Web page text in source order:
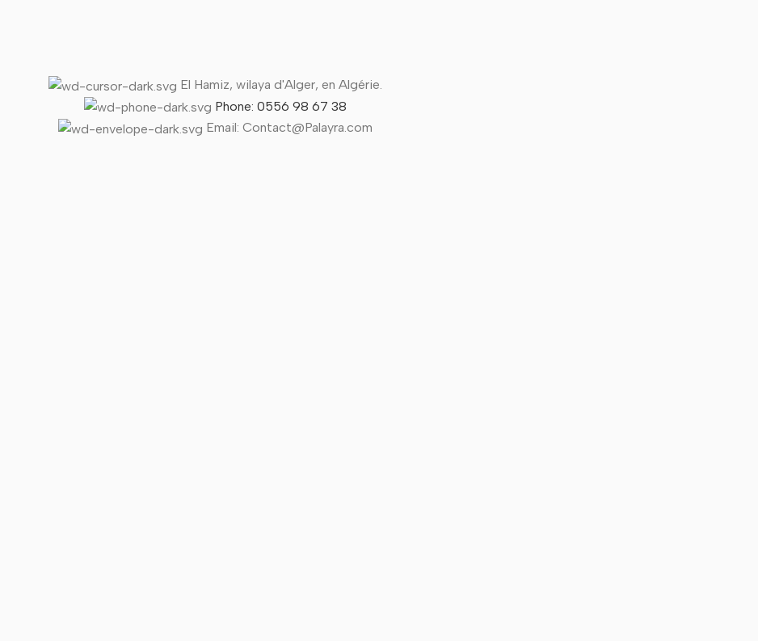
El Hamiz, wilaya d'Alger, en Algérie.
Phone: 0556 98 67 38
Email: Contact@Palayra.com